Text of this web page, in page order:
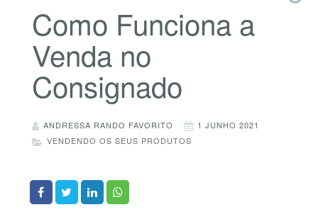
Como Funciona a
Venda no
Consignado
ANDRESSA RANDO FAVORITO
1 JUNHO 2021
VENDENDO OS SEUS PRODUTOS